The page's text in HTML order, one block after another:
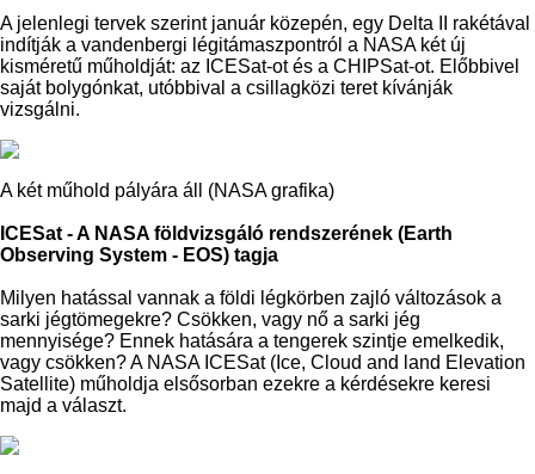
A jelenlegi tervek szerint január közepén, egy Delta II rakétával
indítják a vandenbergi légitámaszpontról a NASA két új
kisméretű műholdját: az ICESat-ot és a CHIPSat-ot. Előbbivel
saját bolygónkat, utóbbival a csillagközi teret kívánják
vizsgálni.
A két műhold pályára áll (NASA grafika)
ICESat - A NASA földvizsgáló rendszerének (Earth
Observing System - EOS) tagja
Milyen hatással vannak a földi légkörben zajló változások a
sarki jégtömegekre? Csökken, vagy nő a sarki jég
mennyisége? Ennek hatására a tengerek szintje emelkedik,
vagy csökken? A NASA ICESat (Ice, Cloud and land Elevation
Satellite) műholdja elsősorban ezekre a kérdésekre keresi
majd a választ.